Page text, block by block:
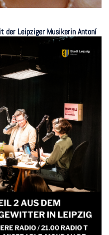
der Leipziger Musikerin Antoní